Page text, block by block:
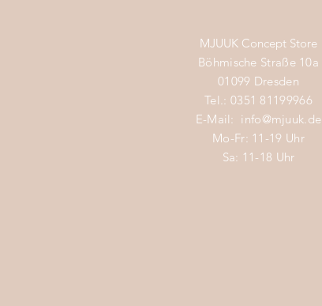
MJUUK Concept Store
Böhmische Straße 10a
01099 Dresden
Tel.: 0351 81199966
E-Mail: info@mjuuk.de
Mo-Fr: 11-19 Uhr
Sa: 11-18 Uhr